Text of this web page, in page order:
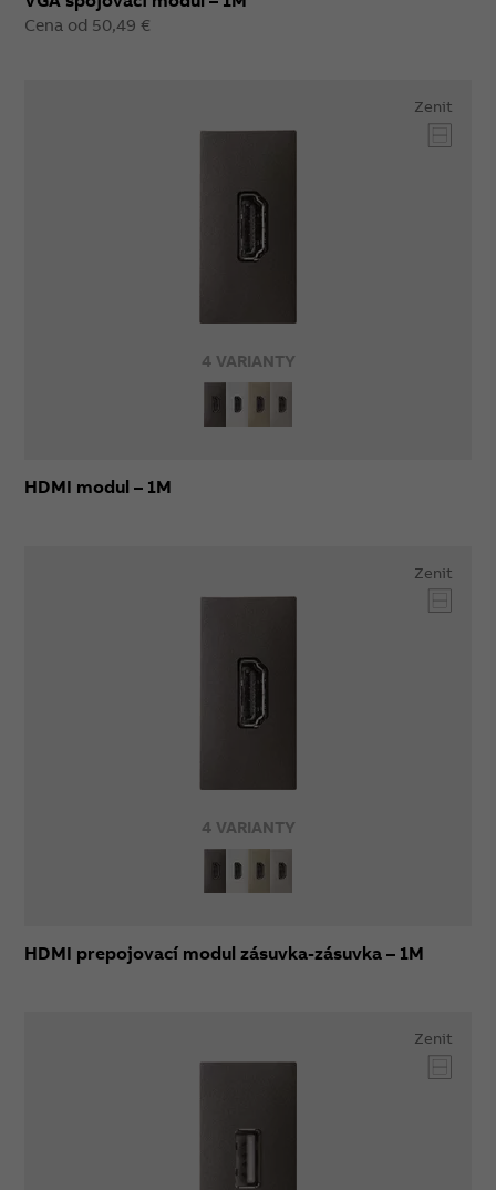
Cena od 50,49 €
4 VARIANTY
Zenit
HDMI modul – 1M
4 VARIANTY
Zenit
HDMI prepojovací modul zásuvka-zásuvka – 1M
Zenit